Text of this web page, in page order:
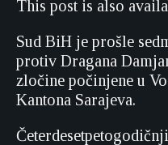
This post is also
Sud BiH je prošle
protiv Dragana
zločine počinjene u
Kantona Sarajeva.